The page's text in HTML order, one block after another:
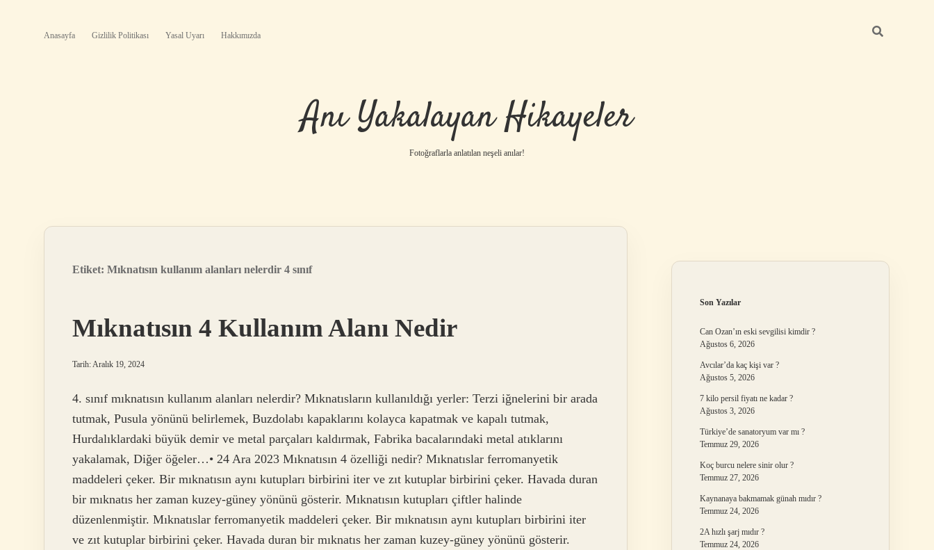
Anasayfa Gizlilik Politikası Yasal Uyarı Hakkımızda
Anı Yakalayan Hikayeler
Fotoğraflarla anlatılan neşeli anılar!
Etiket: Mıknatısın kullanım alanları nelerdir 4 sınıf
Mıknatısın 4 Kullanım Alanı Nedir
Tarih: Aralık 19, 2024
4. sınıf mıknatısın kullanım alanları nelerdir? Mıknatısların kullanıldığı yerler: Terzi iğnelerini bir arada
tutmak, Pusula yönünü belirlemek, Buzdolabı kapaklarını kolayca kapatmak ve kapalı tutmak,
Hurdalıklardaki büyük demir ve metal parçaları kaldırmak, Fabrika bacalarındaki metal atıklarını
yakalamak, Diğer öğeler…• 24 Ara 2023 Mıknatısın 4 özelliği nedir? Mıknatıslar ferromanyetik
maddeleri çeker. Bir mıknatısın aynı kutupları birbirini iter ve zıt kutuplar birbirini çeker. Havada duran
bir mıknatıs her zaman kuzey-güney yönünü gösterir. Mıknatısın kutupları çiftler halinde
düzenlenmiştir. Mıknatıslar ferromanyetik maddeleri çeker. Bir mıknatısın aynı kutupları birbirini iter
ve zıt kutuplar birbirini çeker. Havada duran bir mıknatıs her zaman kuzey-güney yönünü gösterir.
Son Yazılar
Can Ozan’ın eski sevgilisi kimdir ?
Ağustos 6, 2026
Avcılar’da kaç kişi var ?
Ağustos 5, 2026
7 kilo persil fiyatı ne kadar ?
Ağustos 3, 2026
Türkiye’de sanatoryum var mı ?
Temmuz 29, 2026
Koç burcu nelere sinir olur ?
Temmuz 27, 2026
Kaynanaya bakmamak günah mıdır ?
Temmuz 24, 2026
2A hızlı şarj mıdır ?
Temmuz 24, 2026